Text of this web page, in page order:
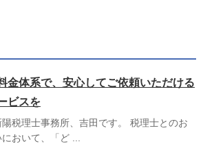
金体系で、安心してご依頼いただける
ビスを
税理士事務所、吉田です。 税理士とのお
おいて、「ど ...